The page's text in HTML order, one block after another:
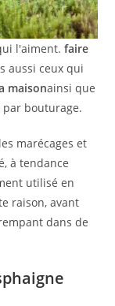
l'aiment.faire
aussi ceux qui
maisonainsi que
bouturage.
marécages et
à tendance
utilisé en
raison, avant
dans de